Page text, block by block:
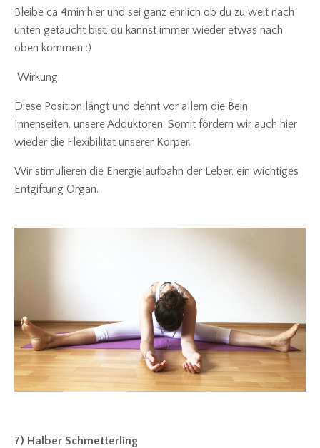
Bleibe ca 4min hier und sei ganz ehrlich ob du zu weit nach
unten getaucht bist, du kannst immer wieder etwas nach
oben kommen :)
Wirkung:
Diese Position längt und dehnt vor allem die Bein
Innenseiten, unsere Adduktoren. Somit fördern wir auch hier
wieder die Flexibilität unserer Körper.
Wir stimulieren die Energielaufbahn der Leber, ein wichtiges
Entgiftung Organ.
7) Halber Schmetterling